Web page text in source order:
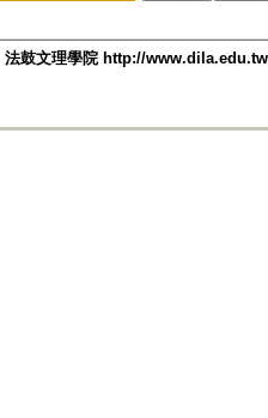
法鼓文理學院 http://